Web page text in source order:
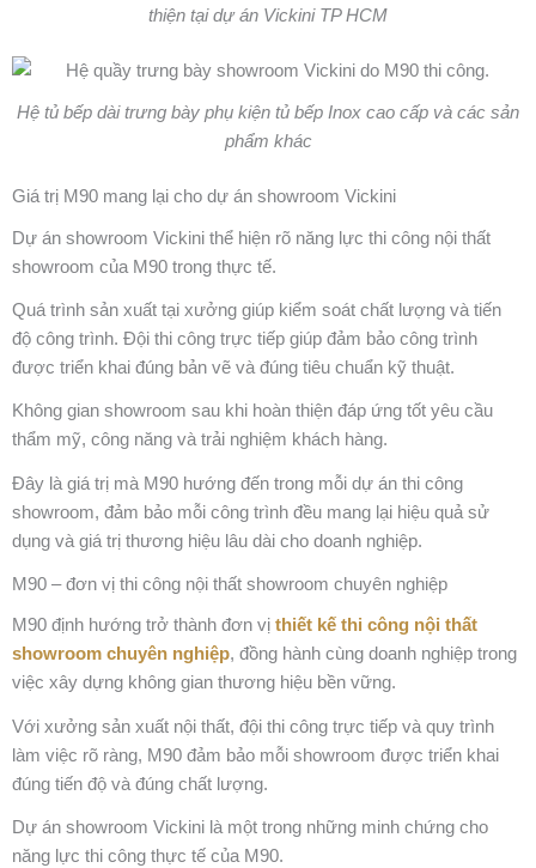
thiện tại dự án Vickini TP HCM
Hệ tủ bếp dài trưng bày phụ kiện tủ bếp Inox cao cấp và các sản
phẩm khác
Giá trị M90 mang lại cho dự án showroom Vickini
Dự án showroom Vickini thể hiện rõ năng lực thi công nội thất
showroom của M90 trong thực tế.
Quá trình sản xuất tại xưởng giúp kiểm soát chất lượng và tiến
độ công trình. Đội thi công trực tiếp giúp đảm bảo công trình
được triển khai đúng bản vẽ và đúng tiêu chuẩn kỹ thuật.
Không gian showroom sau khi hoàn thiện đáp ứng tốt yêu cầu
thẩm mỹ, công năng và trải nghiệm khách hàng.
Đây là giá trị mà M90 hướng đến trong mỗi dự án thi công
showroom, đảm bảo mỗi công trình đều mang lại hiệu quả sử
dụng và giá trị thương hiệu lâu dài cho doanh nghiệp.
M90 – đơn vị thi công nội thất showroom chuyên nghiệp
M90 định hướng trở thành đơn vị thiết kế thi công nội thất
showroom chuyên nghiệp, đồng hành cùng doanh nghiệp trong
việc xây dựng không gian thương hiệu bền vững.
Với xưởng sản xuất nội thất, đội thi công trực tiếp và quy trình
làm việc rõ ràng, M90 đảm bảo mỗi showroom được triển khai
đúng tiến độ và đúng chất lượng.
Dự án showroom Vickini là một trong những minh chứng cho
năng lực thi công thực tế của M90.